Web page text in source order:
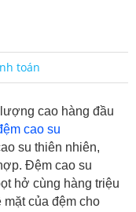
toán
cao hàng đầu
cao su
su thiên nhiên,
Đệm cao su
hở cùng hàng triệu
mặt của đệm cho